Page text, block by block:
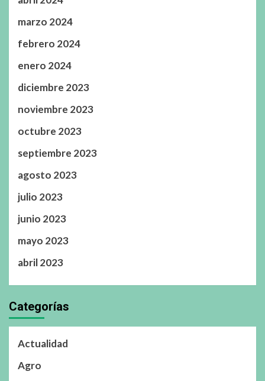
marzo 2024
febrero 2024
enero 2024
diciembre 2023
noviembre 2023
octubre 2023
septiembre 2023
agosto 2023
julio 2023
junio 2023
mayo 2023
abril 2023
Categorías
Actualidad
Agro